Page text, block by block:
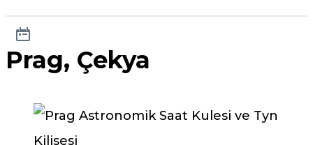
Prag, Çekya